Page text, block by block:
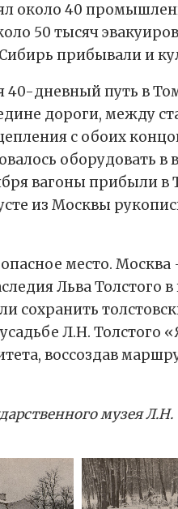
около 40
50 тысяч
прибывали и
40-дневный путь в
дороги, между
с обоих
оборудовать
вагоны прибыли
из Москвы
место.
Льва Толстого
сохранить
Л.Н. Толстого
воссоздав
музея Л.Н.